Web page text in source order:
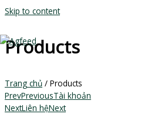
Skip to content
Products
Trang chủ / Products
PrevPreviousTài khoản
NextLiên hệNext